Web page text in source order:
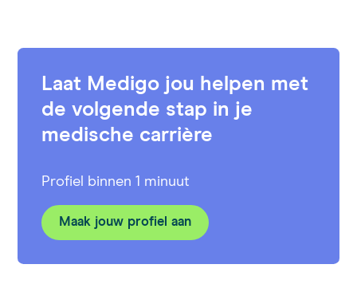
Laat Medigo jou helpen met
de volgende stap in je
medische carrière
Profiel binnen 1 minuut
Maak jouw profiel aan